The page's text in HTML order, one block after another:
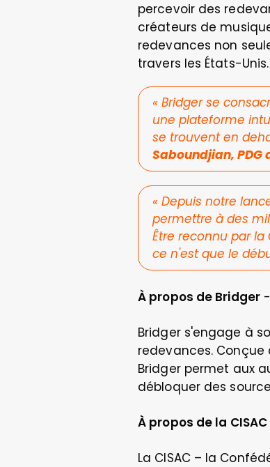
percevoir des
créateurs de
redevances non
travers les États-Unis.
« Bridger se
une plateforme
se trouvent en
Saboundjian, PDG
« Depuis notre
permettre à des
Être reconnu par
ce n'est que le
À propos de Bridger
Bridger s'engage à
redevances.
Bridger permet aux
débloquer des
À propos de la CISAC
La CISAC – la